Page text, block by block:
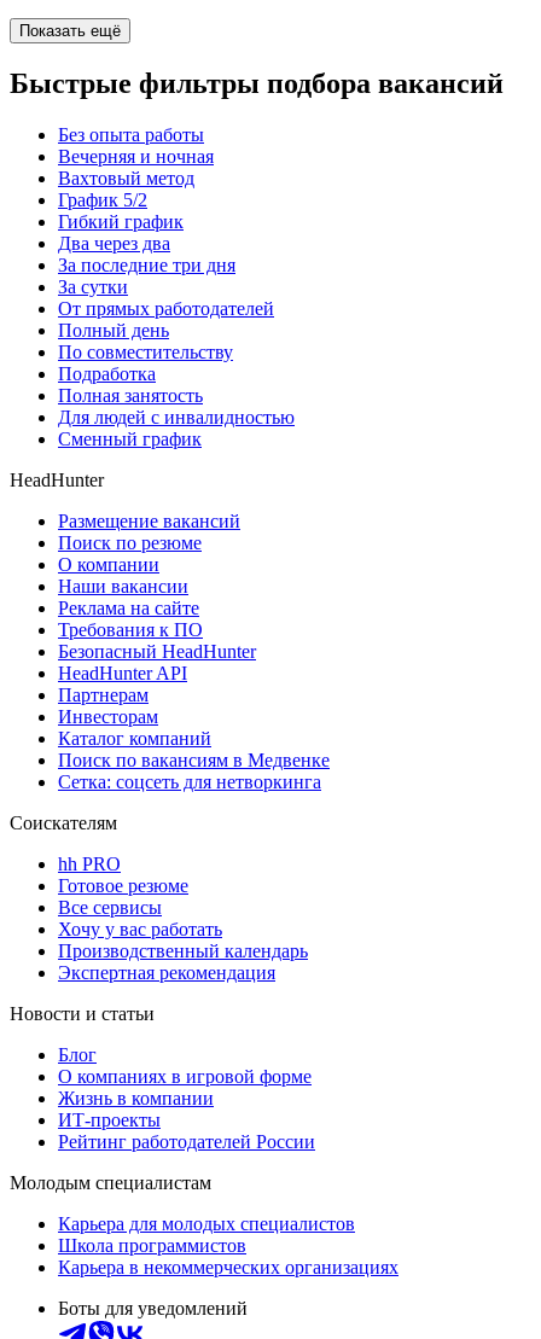
Показать ещё
Быстрые фильтры подбора вакансий
Без опыта работы
Вечерняя и ночная
Вахтовый метод
График 5/2
Гибкий график
Два через два
За последние три дня
За сутки
От прямых работодателей
Полный день
По совместительству
Подработка
Полная занятость
Для людей с инвалидностью
Сменный график
HeadHunter
Размещение вакансий
Поиск по резюме
О компании
Наши вакансии
Реклама на сайте
Требования к ПО
Безопасный HeadHunter
HeadHunter API
Партнерам
Инвесторам
Каталог компаний
Поиск по вакансиям в Медвенке
Сетка: соцсеть для нетворкинга
Соискателям
hh PRO
Готовое резюме
Все сервисы
Хочу у вас работать
Производственный календарь
Экспертная рекомендация
Новости и статьи
Блог
О компаниях в игровой форме
Жизнь в компании
ИТ-проекты
Рейтинг работодателей России
Молодым специалистам
Карьера для молодых специалистов
Школа программистов
Карьера в некоммерческих организациях
Боты для уведомлений